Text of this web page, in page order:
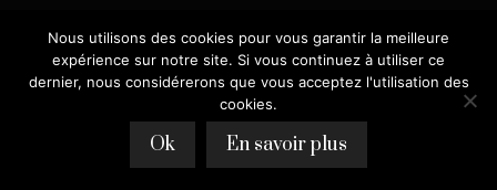
Nous utilisons des cookies pour vous garantir la meilleure
expérience sur notre site. Si vous continuez à utiliser ce
dernier, nous considérerons que vous acceptez l'utilisation des
cookies.
Ok En savoir plus